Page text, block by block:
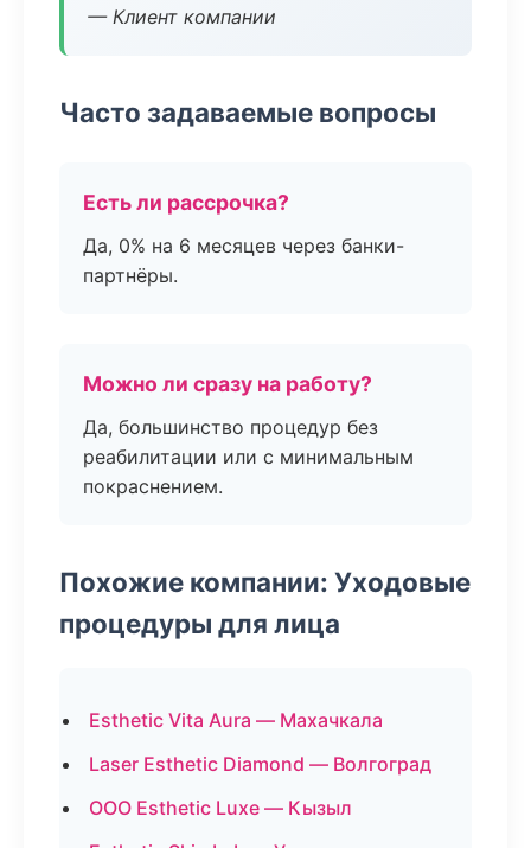
— Клиент компании
Часто задаваемые вопросы
Есть ли рассрочка?
Да, 0% на 6 месяцев через банки-
партнёры.
Можно ли сразу на работу?
Да, большинство процедур без
реабилитации или с минимальным
покраснением.
Похожие компании: Уходовые
процедуры для лица
Esthetic Vita Aura — Махачкала
Laser Esthetic Diamond — Волгоград
ООО Esthetic Luxe — Кызыл